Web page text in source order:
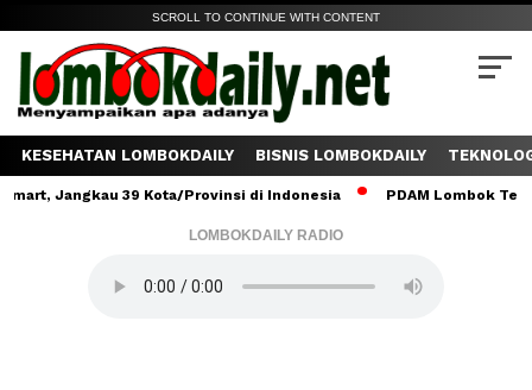
SCROLL TO CONTINUE WITH CONTENT
KESEHATAN LOMBOKDAILY BISNIS LOMBOKDAILY
39 Kota/Provinsi di Indonesia PDAM Lombok Tengah
LOMBOKDAILY RADIO